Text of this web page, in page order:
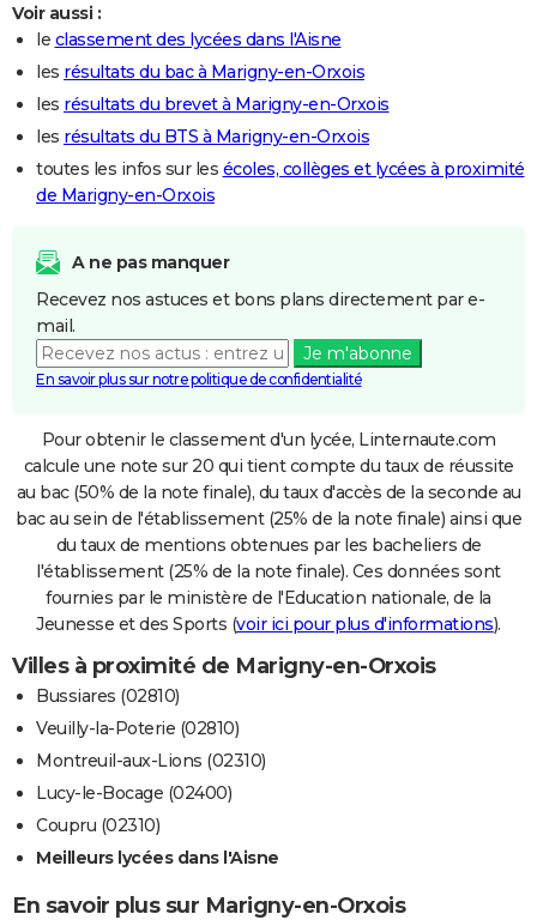
Voir aussi :
le classement des lycées dans l'Aisne
les résultats du bac à Marigny-en-Orxois
les résultats du brevet à Marigny-en-Orxois
les résultats du BTS à Marigny-en-Orxois
toutes les infos sur les écoles, collèges et lycées à proximité
de Marigny-en-Orxois
A ne pas manquer
Recevez nos astuces et bons plans directement par e-
mail.
Je m'abonne
En savoir plus sur notre politique de confidentialité
Pour obtenir le classement d'un lycée, Linternaute.com
calcule une note sur 20 qui tient compte du taux de réussite
au bac (50% de la note finale), du taux d'accès de la seconde au
bac au sein de l'établissement (25% de la note finale) ainsi que
du taux de mentions obtenues par les bacheliers de
l'établissement (25% de la note finale). Ces données sont
fournies par le ministère de l'Education nationale, de la
Jeunesse et des Sports (voir ici pour plus d'informations).
Villes à proximité de Marigny-en-Orxois
Bussiares (02810)
Veuilly-la-Poterie (02810)
Montreuil-aux-Lions (02310)
Lucy-le-Bocage (02400)
Coupru (02310)
Meilleurs lycées dans l'Aisne
En savoir plus sur Marigny-en-Orxois